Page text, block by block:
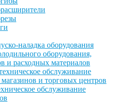
наладка оборудования
оборудования,
и расходных материалов
обслуживание
и торговых центров
обслуживание